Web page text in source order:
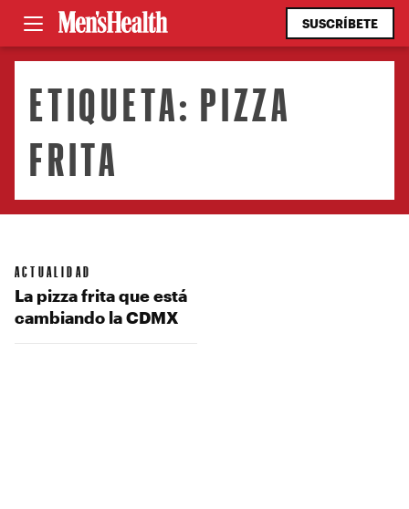
SUSCRÍBETE
ETIQUETA: PIZZA
FRITA
ACTUALIDAD
La pizza frita que está
cambiando la CDMX